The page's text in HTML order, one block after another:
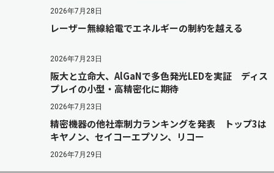
2026年7月28日
レーザー無線給電でエネルギーの制約を越える
2026年7月23日
阪大と立命大、AlGaNで多色発光LEDを実証 ディス
プレイの小型・高精密化に期待
2026年7月23日
精密機器の他社牽制力ランキングを発表 トップ3は
キヤノン、セイコーエプソン、リコー
2026年7月29日